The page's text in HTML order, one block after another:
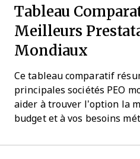
Tableau
Meilleurs
Mondiaux
Ce tableau comparatif
principales sociétés PEO
aider à trouver l’option la
budget et à vos besoins